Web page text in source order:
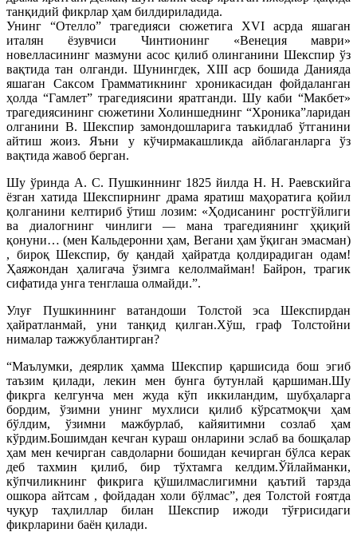
танқидий фикрлар ҳам билдириладида.
Унинг “Отелло” трагедияси сюжетига ХVI асрда яшаган
италян ёзувчиси Чинтионинг «Венеция маври»
новелласининг мазмуни асос қилиб олинганини Шекспир ўз
вақтида тан олганди. Шунингдек, XIII аср бошида Данияда
яшаган Саксом Грамматикнинг хроникасидан фойдаланган
ҳолда “Гамлет” трагедиясини яратганди. Шу каби “Макбет»
трагедиясининг сюжетини Холиншеднинг “Хроника”ларидан
олганини В. Шекспир замондошларига таъкидлаб ўтганини
айтиш жоиз. Яъни у кўчирмакашликда айблаганларга ўз
вақтида жавоб берган.
Шу ўринда А. С. Пушкиннинг 1825 йилда Н. Н. Раевскийга
ёзган хатида Шекспирнинг драма яратиш маҳоратига қойил
қолганини келтириб ўтиш лозим: «Ҳодисанинг ростгўйлиги
ва диалогнинг чинлиги — мана трагедиянинг ҳқиқий
қонуни… (мен Кальдеронни ҳам, Вегани ҳам ўқиган эмасман)
, бироқ Шекспир, бу қандай ҳайратда қолдирадиган одам!
Ҳаяжондан ҳалигача ўзимга келолмайман! Байрон, трагик
сифатида унга тенглаша олмайди.”.
Улуғ Пушкиннинг ватандоши Толстой эса Шекспирдан
ҳайратланмай, уни танқид қилган.Хўш, граф Толстойни
нималар тажжублантирган?
“Маълумки, деярлик ҳамма Шекспир қаршисида бош эгиб
таъзим қилади, лекин мен бунга бутунлай қаршиман.Шу
фикрга келгунча мен жуда кўп иккиландим, шубҳаларга
бордим, ўзимни унинг мухлиси қилиб кўрсатмоқчи ҳам
бўлдим, ўзимни мажбурлаб, кайяитимни созлаб ҳам
кўрдим.Бошимдан кечган кураш онларини эслаб ва бошқалар
ҳам мен кечирган савдоларни бошидан кечирган бўлса керак
деб тахмин қилиб, бир тўхтамга келдим.Ўйлайманки,
кўпчиликнинг фикрига қўшилмаслигимни қаътий тарзда
ошкора айтсам , фойдадан холи бўлмас”, дея Толстой ғоятда
чуқур таҳлиллар билан Шекспир ижоди тўғрисидаги
фикрларини баён қилади.